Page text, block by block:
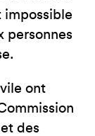
impossible
personnes
ont
des